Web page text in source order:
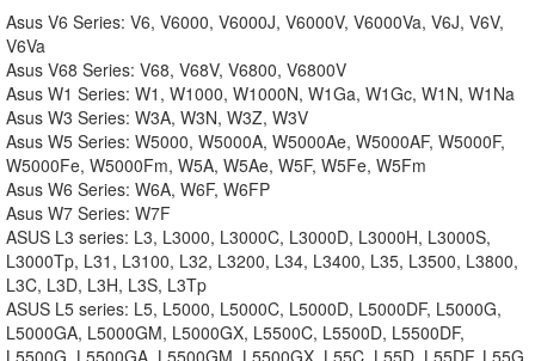
Asus V6 Series: V6, V6000, V6000J, V6000V, V6000Va, V6J, V6V,
V6Va
Asus V68 Series: V68, V68V, V6800, V6800V
Asus W1 Series: W1, W1000, W1000N, W1Ga, W1Gc, W1N, W1Na
Asus W3 Series: W3A, W3N, W3Z, W3V
Asus W5 Series: W5000, W5000A, W5000Ae, W5000AF, W5000F,
W5000Fe, W5000Fm, W5A, W5Ae, W5F, W5Fe, W5Fm
Asus W6 Series: W6A, W6F, W6FP
Asus W7 Series: W7F
ASUS L3 series: L3, L3000, L3000C, L3000D, L3000H, L3000S,
L3000Tp, L31, L3100, L32, L3200, L34, L3400, L35, L3500, L3800,
L3C, L3D, L3H, L3S, L3Tp
ASUS L5 series: L5, L5000, L5000C, L5000D, L5000DF, L5000G,
L5000GA, L5000GM, L5000GX, L5500C, L5500D, L5500DF,